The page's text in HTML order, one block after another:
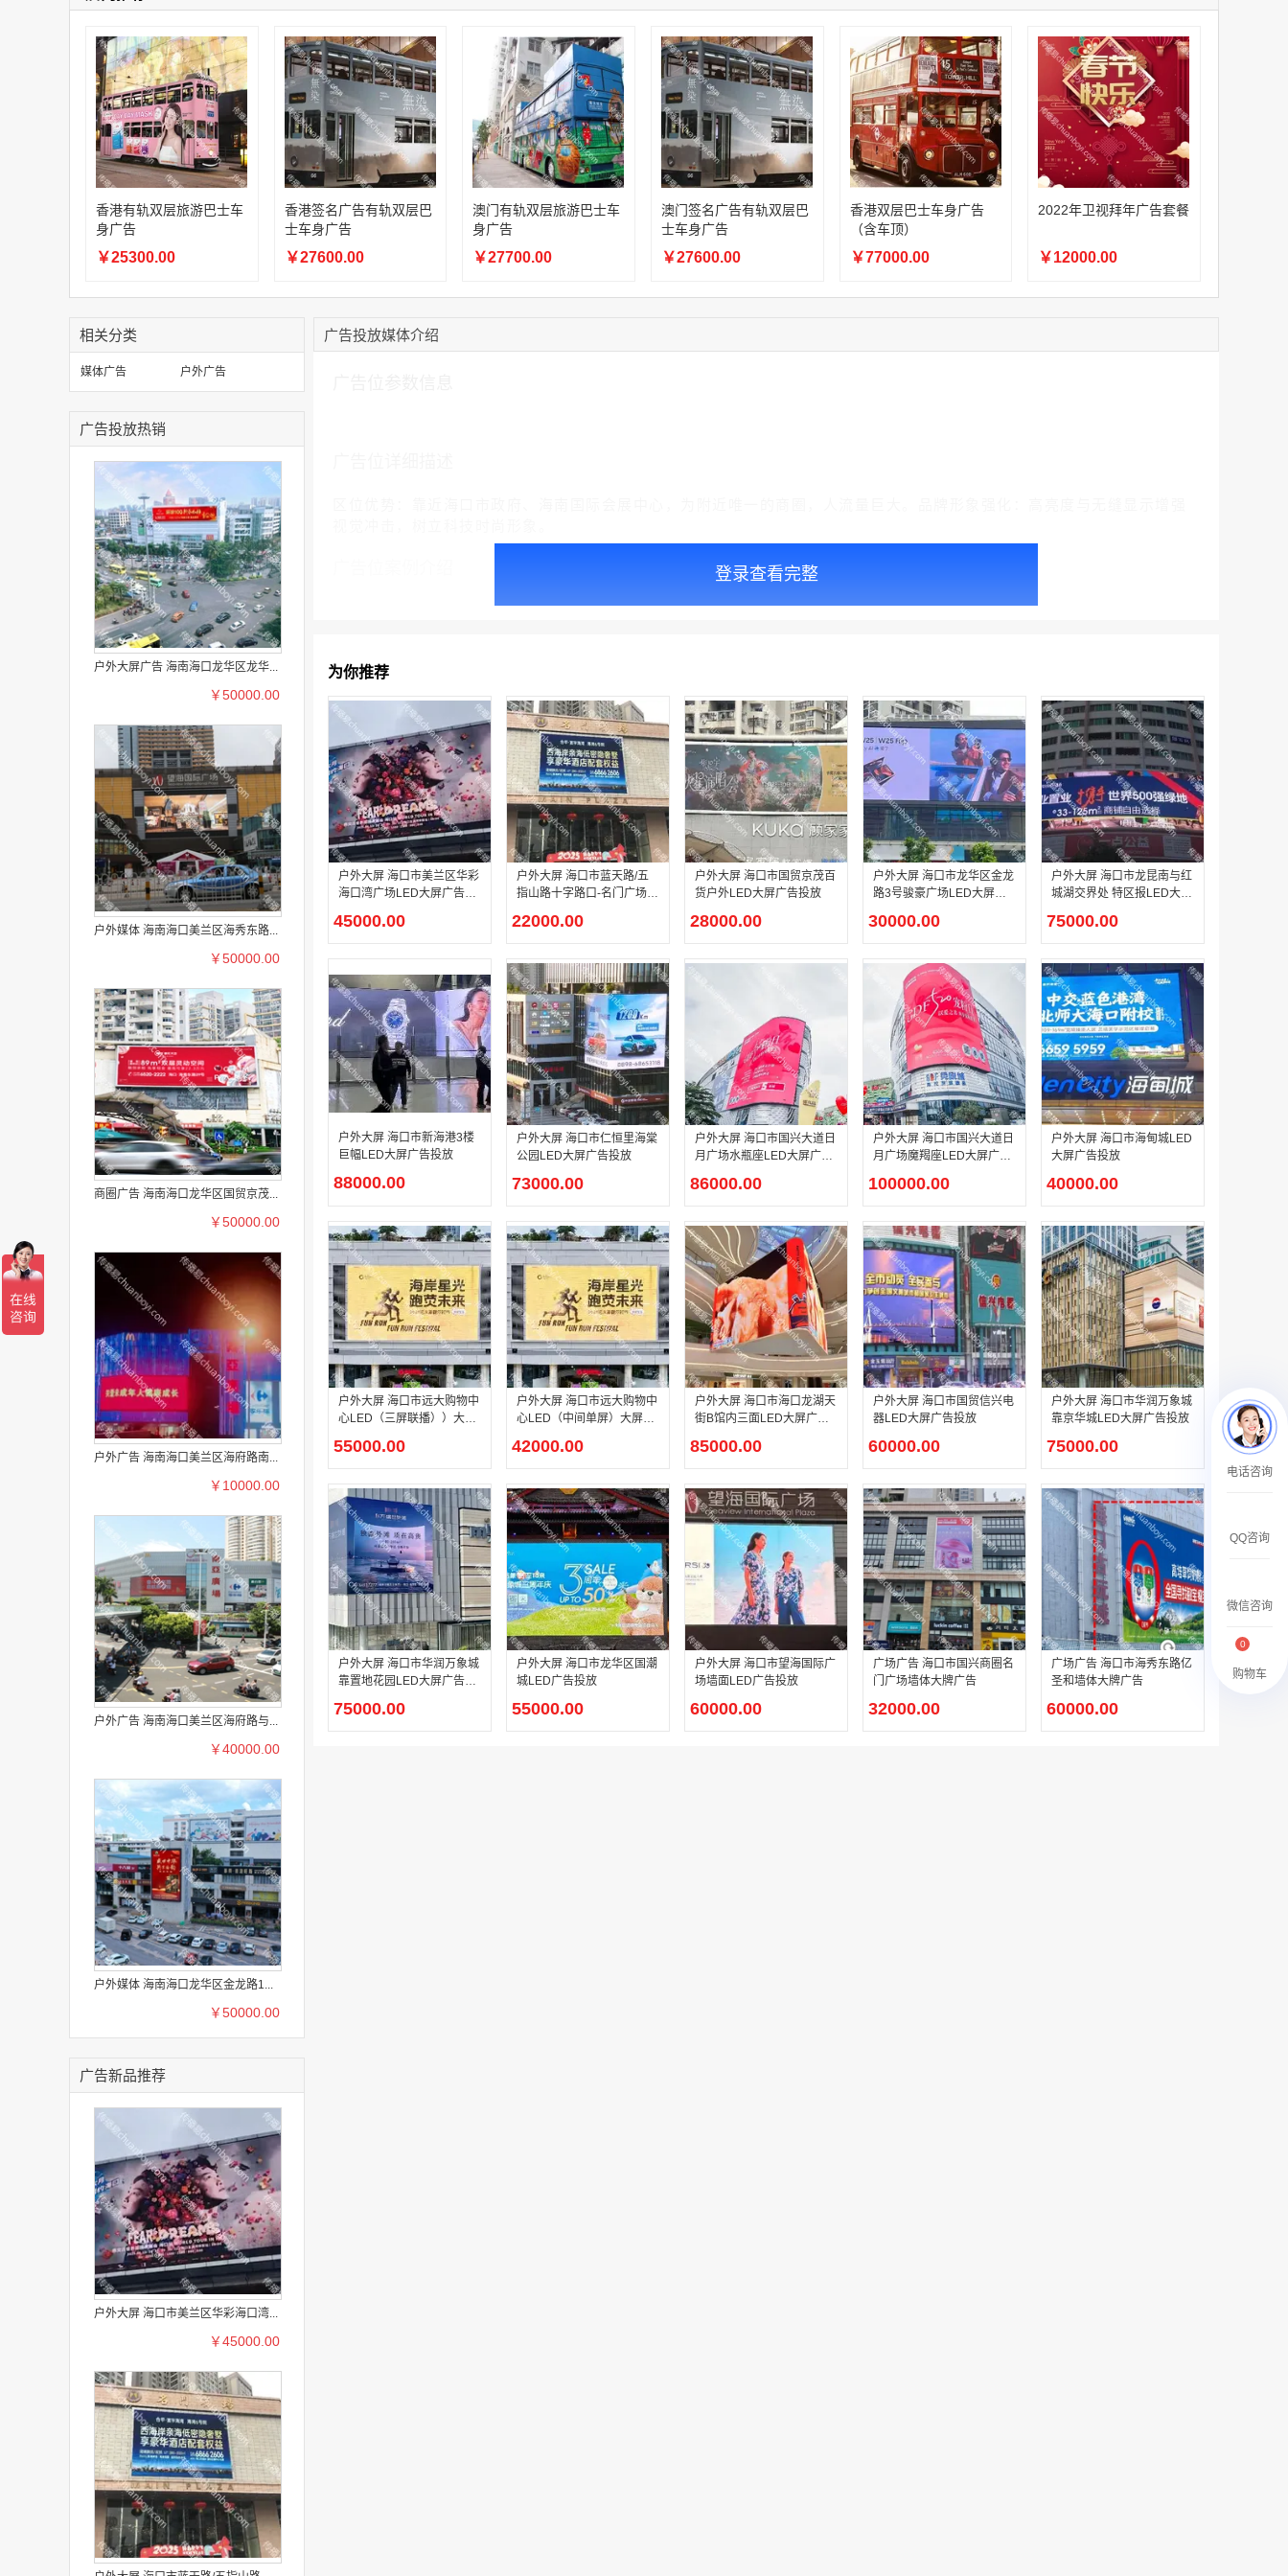
16:12:36 181****8167 联系了该媒体所在商家
16:16:44 181****0078 联系了该媒体所在商家
13:50:54
192****2334 联系了该媒体所在商家
15:40:56 157****6971
联系了该媒体所在商家
10:08:47 155****5272 联系了该媒体所在商家
￥27600.00
香港双层巴士车身广告（含车顶）
户外广告 天津社区道闸广告 天津小区道闸广告投放价格
￥1100.00
香港有轨双层旅游巴士车身广告
￥25300.00
香港签名广告有轨双层巴士车身广告
￥27600.00
香港有轨双层旅游巴士车
身广告
￥25300.00
香港签名广告有轨双层巴
士车身广告
￥27600.00
澳门有轨双层旅游巴士车
身广告
￥27700.00
澳门签名广告有轨双层巴
士车身广告
￥27600.00
香港双层巴士车身广告
（含车顶）
￥77000.00
2022年卫视拜年广告套餐
￥12000.00
相关分类
媒体广告 户外广告
广告投放热销
户外大屏广告 海南海口龙华区龙华...
￥50000.00
户外媒体 海南海口美兰区海秀东路...
￥50000.00
商圈广告 海南海口龙华区国贸京茂...
￥50000.00
户外广告 海南海口美兰区海府路南...
￥10000.00
户外广告 海南海口美兰区海府路与...
￥40000.00
户外媒体 海南海口龙华区金龙路1...
￥50000.00
广告新品推荐
户外大屏 海口市美兰区华彩海口湾...
￥45000.00
广告投放媒体介绍
登录查看完整
为你推荐
户外大屏 海口市美兰区华彩
海口湾广场LED大屏广告投
45000.00
户外大屏 海口市蓝天路/五
指山路十字路口-名门广场L
22000.00
户外大屏 海口市国贸京茂百
货户外LED大屏广告投放
28000.00
户外大屏 海口市龙华区金龙
路3号骏豪广场LED大屏广
30000.00
户外大屏 海口市龙昆南与红
城湖交界处 特区报LED大屏
75000.00
户外大屏 海口市新海港3楼
巨幅LED大屏广告投放
88000.00
户外大屏 海口市仁恒里海棠
公园LED大屏广告投放
73000.00
户外大屏 海口市国兴大道日
月广场水瓶座LED大屏广告
86000.00
户外大屏 海口市国兴大道日
月广场魔羯座LED大屏广告
100000.00
户外大屏 海口市海甸城LED
大屏广告投放
40000.00
户外大屏 海口市远大购物中
心LED（三屏联播））大屏
55000.00
户外大屏 海口市远大购物中
心LED（中间单屏）大屏广
42000.00
户外大屏 海口市海口龙湖天
街B馆内三面LED大屏广告
85000.00
户外大屏 海口市国贸信兴电
器LED大屏广告投放
60000.00
户外大屏 海口市华润万象城
靠京华城LED大屏广告投放
75000.00
户外大屏 海口市华润万象城
靠置地花园LED大屏广告投
75000.00
户外大屏 海口市龙华区国潮
城LED广告投放
55000.00
户外大屏 海口市望海国际广
场墙面LED广告投放
60000.00
广场广告 海口市国兴商圈名
门广场墙体大牌广告
32000.00
广场广告 海口市海秀东路亿
圣和墙体大牌广告
60000.00
电话咨询
QQ咨询
微信咨询
购物车
0